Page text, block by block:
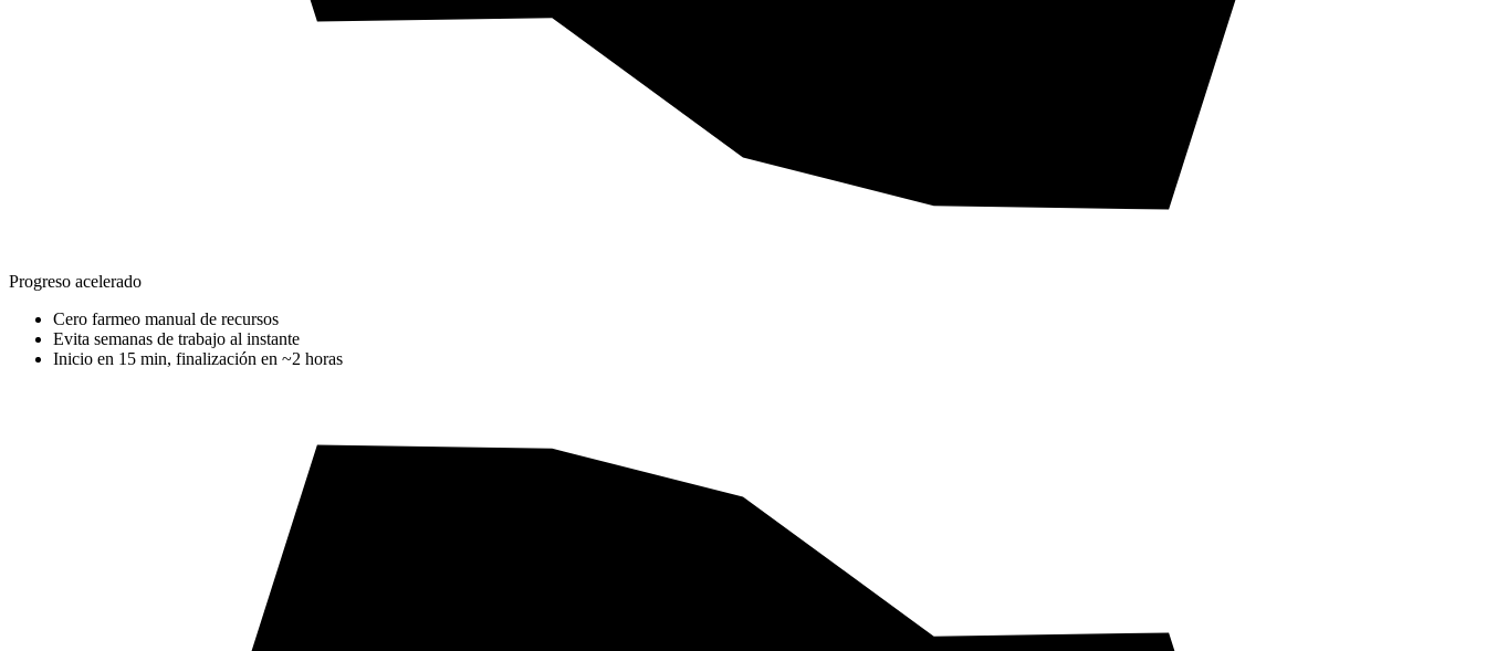
Progreso acelerado
Cero farmeo manual de recursos
Evita semanas de trabajo al instante
Inicio en 15 min, finalización en ~2 horas